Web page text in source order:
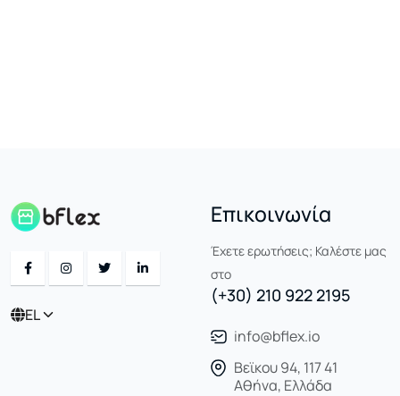
EL
Επικοινωνία
Έχετε ερωτήσεις; Καλέστε μας
στο
(+30) 210 922 2195
info@bflex.io
Βεϊκου 94, 117 41
Αθήνα, Ελλάδα